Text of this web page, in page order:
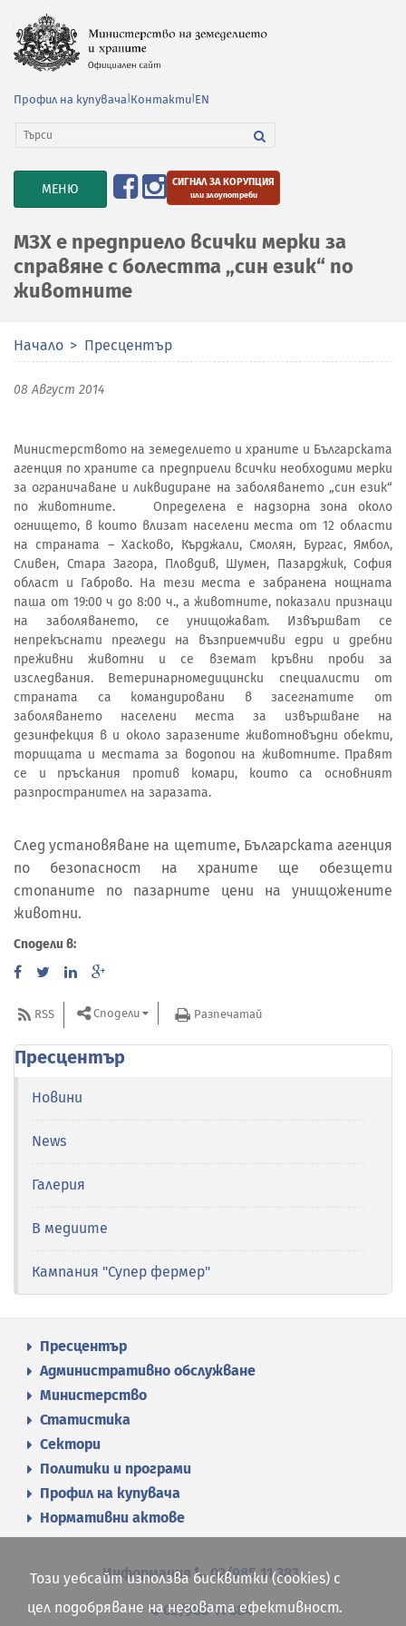
Профил на купувача Контакти EN
TOGGLE
NAVIGATION
МЕНЮ СИГНАЛ ЗА КОРУПЦИЯ
или злоупотреби
МЗХ е предприело всички мерки за
справяне с болестта „син език“ по
животните
Начало Пресцентър
08 Август 2014
Министерството на земеделието и храните и Българската
агенция по храните са предприели всички необходими мерки
за ограничаване и ликвидиране на заболяването „син език“
по животните. Определена е надзорна зона около
огнището, в които влизат населени места от 12 области
на страната – Хасково, Кърджали, Смолян, Бургас, Ямбол,
Сливен, Стара Загора, Пловдив, Шумен, Пазарджик, София
област и Габрово. На тези места е забранена нощната
паша от 19:00 ч до 8:00 ч., а животните, показали признаци
на заболяването, се унищожават. Извършват се
непрекъснати прегледи на възприемчиви едри и дребни
преживни животни и се вземат кръвни проби за
изследвания. Ветеринарномедицински специалисти от
страната са командировани в засегнатите от
заболяването населени места за извършване на
дезинфекция в и около заразените животновъдни обекти,
торищата и местата за водопои на животните. Правят
се и пръскания против комари, които са основният
разпространител на заразата.
След установяване на щетите, Българската агенция
по безопасност на храните ще обезщети
стопаните по пазарните цени на унищожените
животни.
Сподели в:
RSS Сподели Разпечатай
Пресцентър
Новини
News
Галерия
В медиите
Кампания "Супер фермер"
Пресцентър
Административно обслужване
Министерство
Статистика
Сектори
Политики и програми
Профил на купувача
Нормативни актове
Информация 02/985 11 383
02/985 11 384
Този уебсайт използва бисквитки (cookies) с
цел подобряване на неговата ефективност.